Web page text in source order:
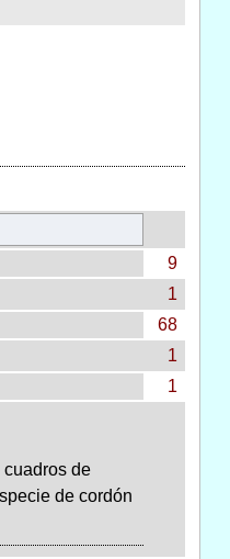
9
1
68
1
1
cuadros de
de cordón